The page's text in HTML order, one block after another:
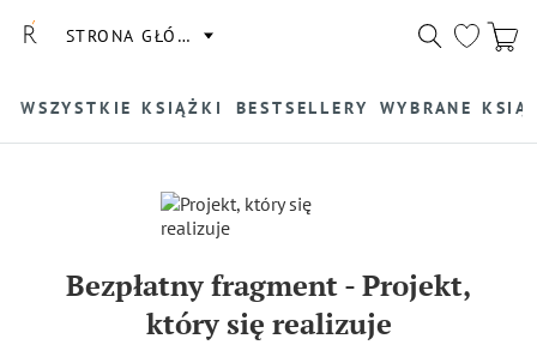
STRONA GŁÓWNA
WSZYSTKIE KSIĄŻKI BESTSELLERY WYBRANE
Bezpłatny fragment-Projekt,
który się realizuje